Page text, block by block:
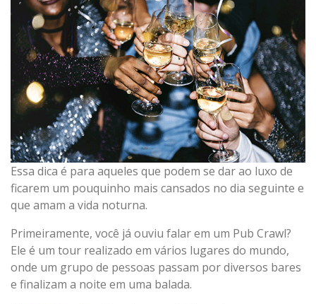
Essa dica é para aqueles que podem se dar ao luxo de
ficarem um pouquinho mais cansados no dia seguinte e
que amam a vida noturna.
Primeiramente, você já ouviu falar em um Pub Crawl?
Ele é um tour realizado em vários lugares do mundo,
onde um grupo de pessoas passam por diversos bares
e finalizam a noite em uma balada.